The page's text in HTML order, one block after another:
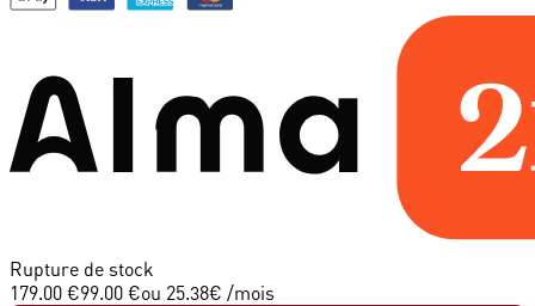
Rupture de stock
179.00 €99.00 €ou 25.38€ /mois